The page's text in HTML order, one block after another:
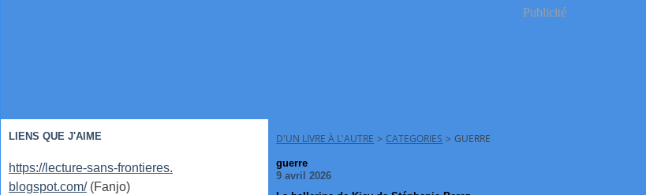
Publicité
LIENS QUE J'AIME
https://lecture-sans-frontieres.
blogspot.com/(Fanjo)
D'UN LIVRE À L'AUTRE > CATEGORIES > GUERRE
guerre
9 avril 2026